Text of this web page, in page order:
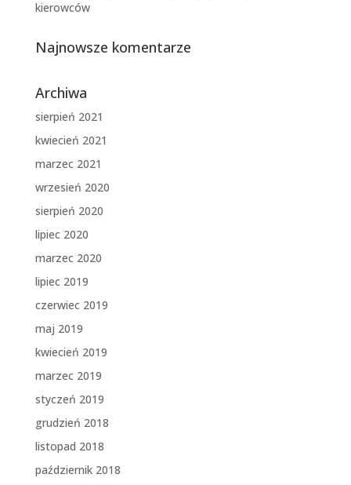
kierowców
Najnowsze komentarze
Archiwa
sierpień 2021
kwiecień 2021
marzec 2021
wrzesień 2020
sierpień 2020
lipiec 2020
marzec 2020
lipiec 2019
czerwiec 2019
maj 2019
kwiecień 2019
marzec 2019
styczeń 2019
grudzień 2018
listopad 2018
październik 2018